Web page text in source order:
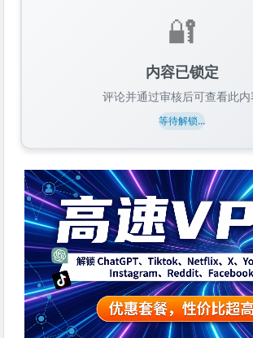
🔐
内容已锁定
评论并通过审核后可查看此内
等待解锁...